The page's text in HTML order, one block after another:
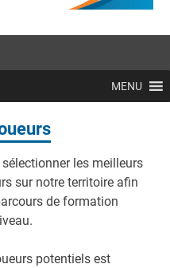
MENU
les meilleurs
sur notre territoire afin
de formation
potentiels est